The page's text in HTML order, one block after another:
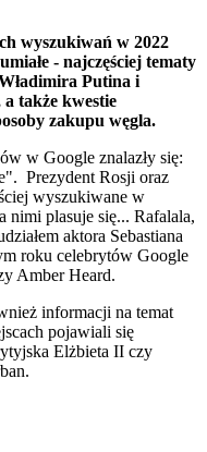
wyszukiwań w 2022
- najczęściej tematy
Putina i
a także kwestie
zakupu węgla.
w Google znalazły się:
Prezydent Rosji oraz
wyszukiwane w
nimi plasuje się... Rafalala,
aktora Sebastiana
roku celebrytów Google
Amber Heard.
informacji na temat
pojawiali się
Elżbieta II czy